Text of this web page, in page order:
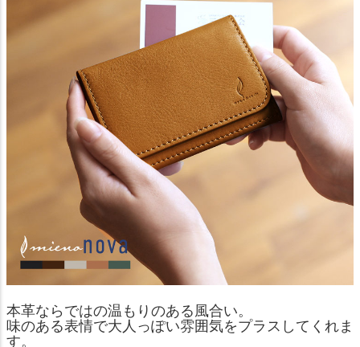
本革ならではの温もりのある風合い。
味のある表情で大人っぽい雰囲気をプラスしてくれま
す。